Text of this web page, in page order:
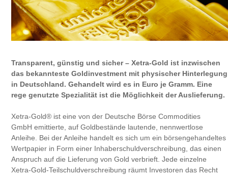
Transparent, günstig und sicher – Xetra-Gold ist inzwischen
das bekannteste Goldinvestment mit physischer Hinterlegung
in Deutschland. Gehandelt wird es in Euro je Gramm. Eine
rege genutzte Spezialität ist die Möglichkeit der Auslieferung.
Xetra-Gold® ist eine von der Deutsche Börse Commodities
GmbH emittierte, auf Goldbestände lautende, nennwertlose
Anleihe. Bei der Anleihe handelt es sich um ein börsengehandeltes
Wertpapier in Form einer Inhaberschuldverschreibung, das einen
Anspruch auf die Lieferung von Gold verbrieft. Jede einzelne
Xetra-Gold-Teilschuldverschreibung räumt Investoren das Recht